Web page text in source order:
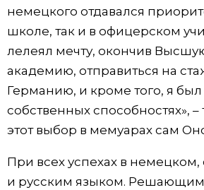
немецкого отдавался
школе, так и в офицерском
лелеял мечту, окончив
академию, отправиться на
Германию, и кроме того, я был
собственных способностях», –
этот выбор в мемуарах сам
При всех успехах в
и русским языком.